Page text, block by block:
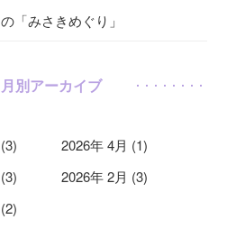
「みさきめぐり」
月別アーカイブ
2026年 4月 (1)
2026年 2月 (3)